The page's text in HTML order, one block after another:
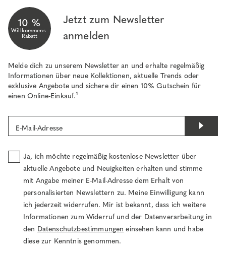
10 %
Willkommens-
Rabatt
Jetzt zum Newsletter
anmelden
Melde dich zu unserem Newsletter an und erhalte regelmäßig
Informationen über neue Kollektionen, aktuelle Trends oder
exklusive Angebote und sichere dir einen 10% Gutschein für
einen Online-Einkauf.¹
E-Mail-Adresse
Ja, ich möchte regelmäßig kostenlose Newsletter über
aktuelle Angebote und Neuigkeiten erhalten und stimme
mit Angabe meiner E-Mail-Adresse dem Erhalt von
personalisierten Newslettern zu. Meine Einwilligung kann
ich jederzeit widerrufen. Mir ist bekannt, dass ich weitere
Informationen zum Widerruf und der Datenverarbeitung in
den Datenschutzbestimmungen einsehen kann und habe
diese zur Kenntnis genommen.